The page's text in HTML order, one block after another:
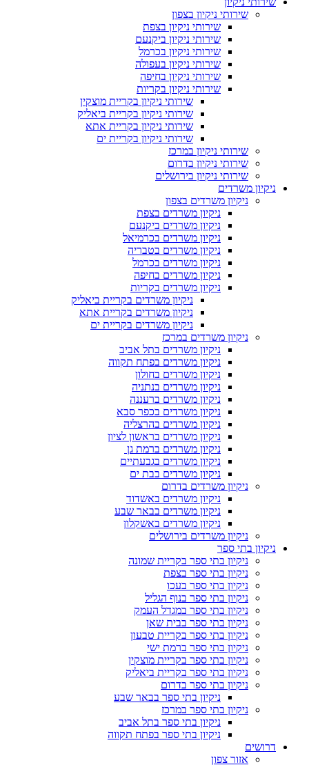
שירותי ניקיון בצפון
שירותי ניקיון בצפת
שירותי ניקיון ביקנעם
שירותי ניקיון בכרמל
שירותי ניקיון בעפולה
שירותי ניקיון בחיפה
שירותי ניקיון בקריות
שירותי ניקיון בקריית מוצקין
שירותי ניקיון בקריית ביאליק
שירותי ניקיון בקריית אתא
שירותי ניקיון בקריית ים
שירותי ניקיון במרכז
שירותי ניקיון בדרום
שירותי ניקיון בירושלים
ניקיון משרדים
ניקיון משרדים בצפון
ניקיון משרדים בצפת
ניקיון משרדים ביקנעם
ניקיון משרדים בכרמיאל
ניקיון משרדים בטבריה
ניקיון משרדים בכרמל
ניקיון משרדים בחיפה
ניקיון משרדים בקריות
ניקיון משרדים בקריית ביאליק
ניקיון משרדים בקריית אתא
ניקיון משרדים בקריית ים
ניקיון משרדים במרכז
ניקיון משרדים בתל אביב
ניקיון משרדים בפתח תקווה
ניקיון משרדים בחולון
ניקיון משרדים בנתניה
ניקיון משרדים ברעננה
ניקיון משרדים בכפר סבא
ניקיון משרדים בהרצליה
ניקיון משרדים בראשון לציון
ניקיון משרדים ברמת גן
ניקיון משרדים בגבעתיים
ניקיון משרדים בבת ים
ניקיון משרדים בדרום
ניקיון משרדים באשדוד
ניקיון משרדים בבאר שבע
ניקיון משרדים באשקלון
ניקיון משרדים בירושלים
ניקיון בתי ספר
ניקיון בתי ספר בקריית שמונה
ניקיון בתי ספר בצפת
ניקיון בתי ספר בעכו
ניקיון בתי ספר בנוף הגליל
ניקיון בתי ספר במגדל העמק
ניקיון בתי ספר בבית שאן
ניקיון בתי ספר בקריית טבעון
ניקיון בתי ספר ברמת ישי
ניקיון בתי ספר בקריית מוצקין
ניקיון בתי ספר בקריית ביאליק
ניקיון בתי ספר בדרום
ניקיון בתי ספר בבאר שבע
ניקיון בתי ספר במרכז
ניקיון בתי ספר בתל אביב
ניקיון בתי ספר בפתח תקווה
דרושים
אזור צפון